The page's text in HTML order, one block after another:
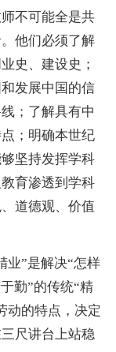
不可能全是共
他们必须了解
史、建设史；
发展中国的信
；了解具有中
；明确本世纪
坚持发挥学科
育渗透到学科
道德观、价值
”是解决“怎样
勤”的传统“精
动的特点，决定
尺讲台上站稳